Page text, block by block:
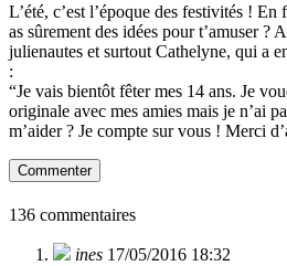
L’été, c’est l’époque des festivités !
as sûrement des idées pour t’amuser ?
julienautes et surtout Cathelyne, qui a
:
“Je vais bientôt fêter mes 14 ans. Je
originale avec mes amies mais je n’ai
m’aider ? Je compte sur vous ! Merci
Commenter
136 commentaires
ines 17/05/2016 18:32